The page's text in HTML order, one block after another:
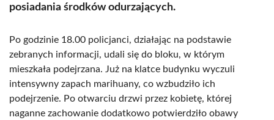
posiadania środków odurzających.
Po godzinie 18.00 policjanci, działając na podstawie
zebranych informacji, udali się do bloku, w którym
mieszkała podejrzana. Już na klatce budynku wyczuli
intensywny zapach marihuany, co wzbudziło ich
podejrzenie. Po otwarciu drzwi przez kobietę, której
naganne zachowanie dodatkowo potwierdziło obawy